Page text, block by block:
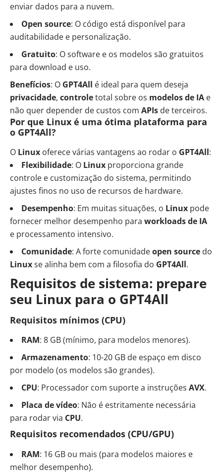
enviar dados para a nuvem.
Open source: O código está disponível para
auditabilidade e personalização.
Gratuito: O software e os modelos são gratuitos
para download e uso.
Benefícios: O GPT4All é ideal para quem deseja
privacidade, controletotal sobre os modelos de IA e
não quer depender de custos com APIs de terceiros.
Por que Linux é uma ótima plataforma para
o GPT4All?
O Linux oferece várias vantagens ao rodar o GPT4All:
Flexibilidade: O Linux proporciona grande
controle e customização do sistema, permitindo
ajustes finos no uso de recursos de hardware.
Desempenho: Em muitas situações, o Linux pode
fornecer melhor desempenho para workloads de IA
e processamento intensivo.
Comunidade: A forte comunidadeopen source do
Linuxse alinha bem com a filosofia do GPT4All.
Requisitos de sistema: prepare
seu Linux para o GPT4All
Requisitos mínimos (CPU)
RAM: 8 GB (mínimo, para modelos menores).
Armazenamento: 10-20 GB de espaço em disco
por modelo (os modelos são grandes).
CPU: Processador com suporte a instruções AVX.
Placa de vídeo: Não é estritamente necessária
para rodar via CPU.
Requisitos recomendados (CPU/GPU)
RAM: 16 GB ou mais (para modelos maiores e
melhor desempenho).